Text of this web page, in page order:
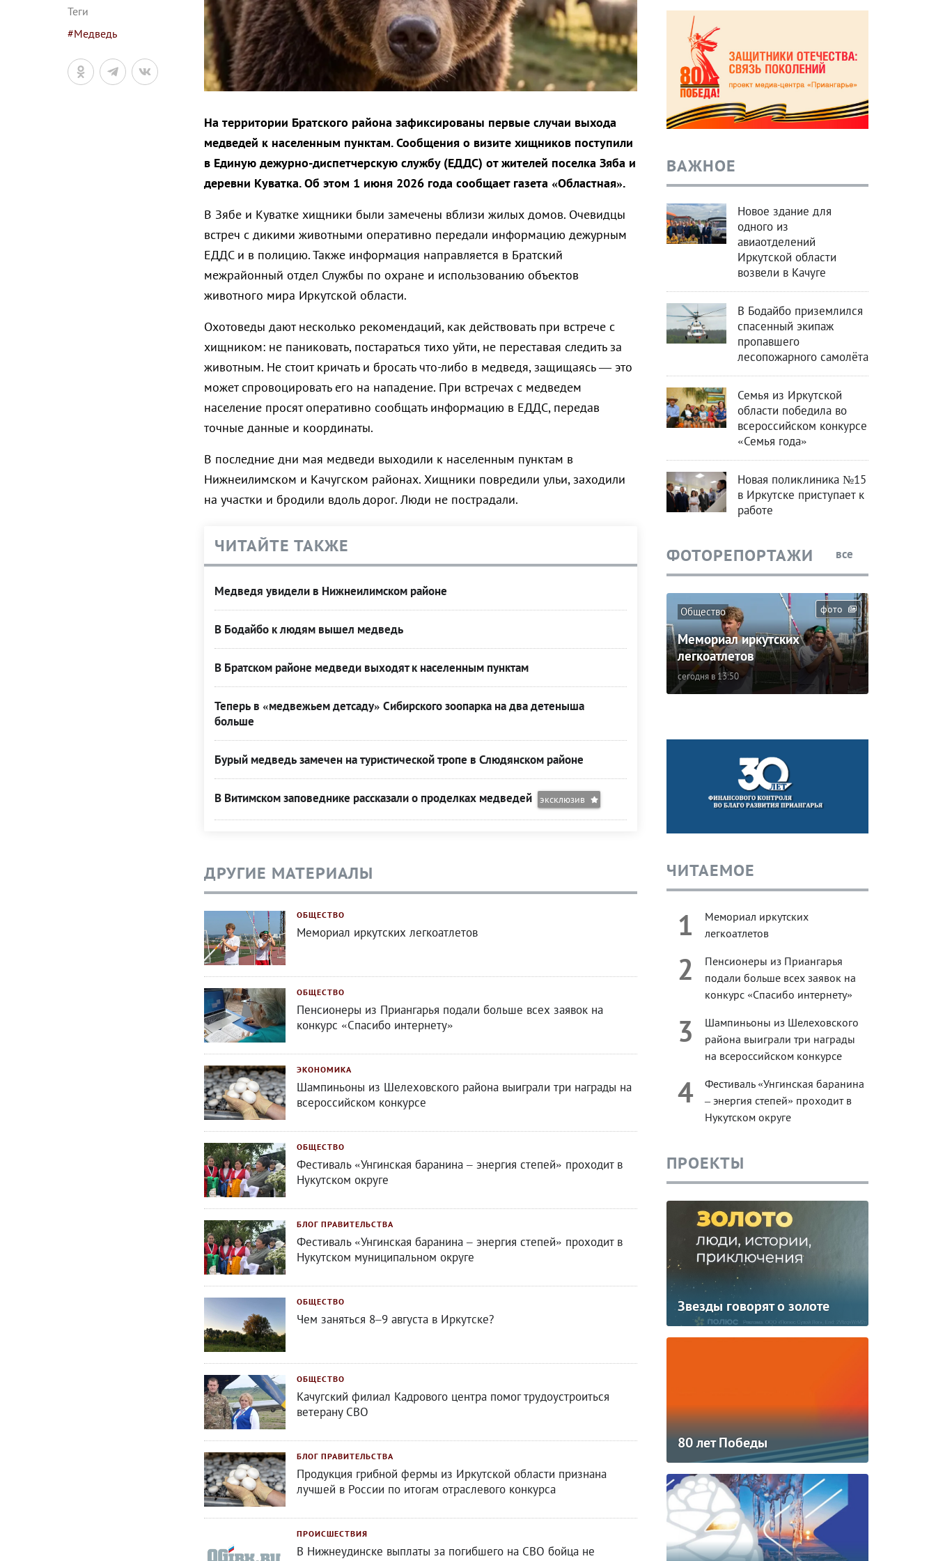
Теги
#Медведь
На территории Братского района зафиксированы первые случаи выхода
медведей к населенным пунктам. Сообщения о визите хищников поступили
в Единую дежурно-диспетчерскую службу (ЕДДС) от жителей поселка Зяба и
деревни Куватка. Об этом 1 июня 2026 года сообщает газета «Областная».
В Зябе и Куватке хищники были замечены вблизи жилых домов. Очевидцы
встреч с дикими животными оперативно передали информацию дежурным
ЕДДС и в полицию. Также информация направляется в Братский
межрайонный отдел Службы по охране и использованию объектов
животного мира Иркутской области.
Охотоведы дают несколько рекомендаций, как действовать при встрече с
хищником: не паниковать, постараться тихо уйти, не переставая следить за
животным. Не стоит кричать и бросать что-либо в медведя, защищаясь — это
может спровоцировать его на нападение. При встречах с медведем
население просят оперативно сообщать информацию в ЕДДС, передав
точные данные и координаты.
В последние дни мая медведи выходили к населенным пунктам в
Нижнеилимском и Качугском районах. Хищники повредили ульи, заходили
на участки и бродили вдоль дорог. Люди не пострадали.
ЧИТАЙТЕ ТАКЖЕ
Медведя увидели в Нижнеилимском районе
В Бодайбо к людям вышел медведь
В Братском районе медведи выходят к населенным пунктам
Теперь в «медвежьем детсаду» Сибирского зоопарка на два детеныша
больше
Бурый медведь замечен на туристической тропе в Слюдянском районе
В Витимском заповеднике рассказали о проделках медведей эксклюзив
ДРУГИЕ МАТЕРИАЛЫ
ОБЩЕСТВО
Мемориал иркутских легкоатлетов
ОБЩЕСТВО
Пенсионеры из Приангарья подали больше всех заявок на
конкурс «Спасибо интернету»
ЭКОНОМИКА
Шампиньоны из Шелеховского района выиграли три награды на
всероссийском конкурсе
ОБЩЕСТВО
Фестиваль «Унгинская баранина – энергия степей» проходит в
Нукутском округе
БЛОГ ПРАВИТЕЛЬСТВА
Фестиваль «Унгинская баранина – энергия степей» проходит в
Нукутском муниципальном округе
ОБЩЕСТВО
Чем заняться 8–9 августа в Иркутске?
ОБЩЕСТВО
Качугский филиал Кадрового центра помог трудоустроиться
ветерану СВО
БЛОГ ПРАВИТЕЛЬСТВА
Продукция грибной фермы из Иркутской области признана
лучшей в России по итогам отраслевого конкурса
ПРОИСШЕСТВИЯ
В Нижнеудинске выплаты за погибшего на СВО бойца не
ВАЖНОЕ
Новое здание для
одного из
авиаотделений
Иркутской области
возвели в Качуге
В Бодайбо приземлился
спасенный экипаж
пропавшего
лесопожарного самолёта
Семья из Иркутской
области победила во
всероссийском конкурсе
«Семья года»
Новая поликлиника №15
в Иркутске приступает к
работе
ФОТОРЕПОРТАЖИ все
фото
Общество
Мемориал иркутских
легкоатлетов
сегодня в 13:50
ЧИТАЕМОЕ
1
Мемориал иркутских
легкоатлетов
2
Пенсионеры из Приангарья
подали больше всех заявок на
конкурс «Спасибо интернету»
3
Шампиньоны из Шелеховского
района выиграли три награды
на всероссийском конкурсе
4
Фестиваль «Унгинская баранина
– энергия степей» проходит в
Нукутском округе
ПРОЕКТЫ
Звезды говорят о золоте
80 лет Победы